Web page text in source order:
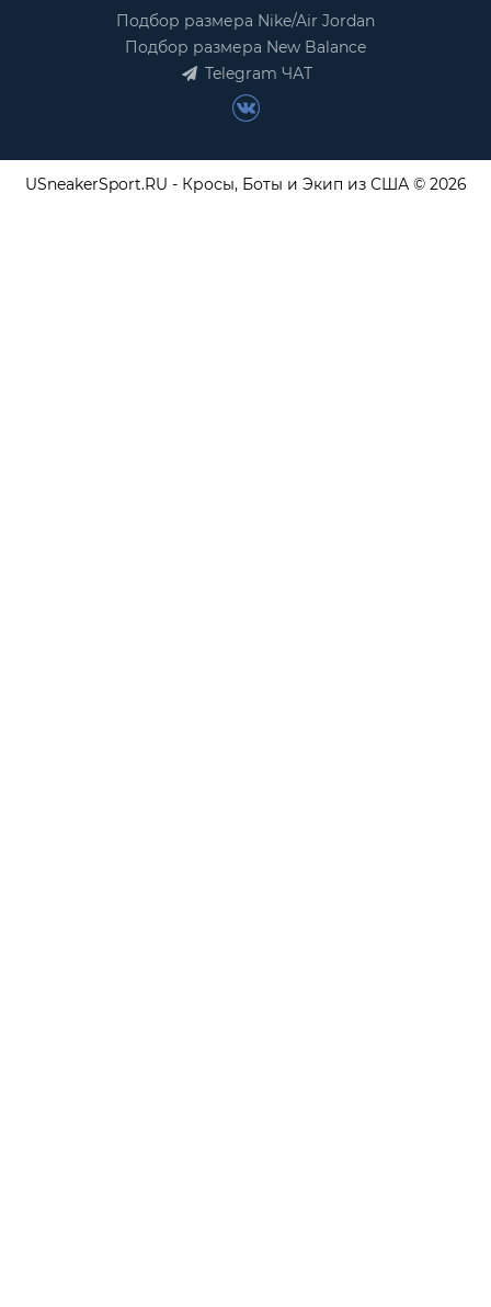
Подбор размера Nike/Air Jordan
Подбор размера New Balance
Telegram ЧАТ
USneakerSport.RU - Кросы, Боты и Экип из США © 2026